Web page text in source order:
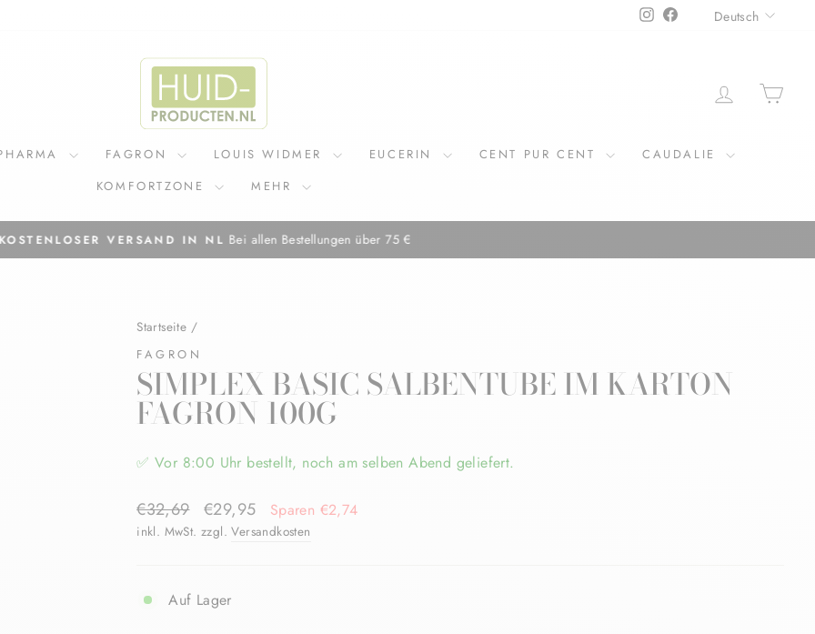
InstagramFacebookDeutsch
FAGRON LOUIS WIDMER EUCERIN CENT PUR CENT
CAUDALIE
KOMFORTZONE
MEHR
Pause
VERSAND IN NL Bei allen Bestellungen über 75 €
Startseite /
FAGRON
SIMPLEX BASIC SALBENTUBE IM KARTON
FAGRON 100G
✅ Vor 8:00 Uhr bestellt, noch am selben Abend geliefert.
Normaler
Preis
€32,69 Sonderpreis
€29,95 Sparen €2,74
inkl. MwSt. zzgl.Versandkosten
Auf Lager